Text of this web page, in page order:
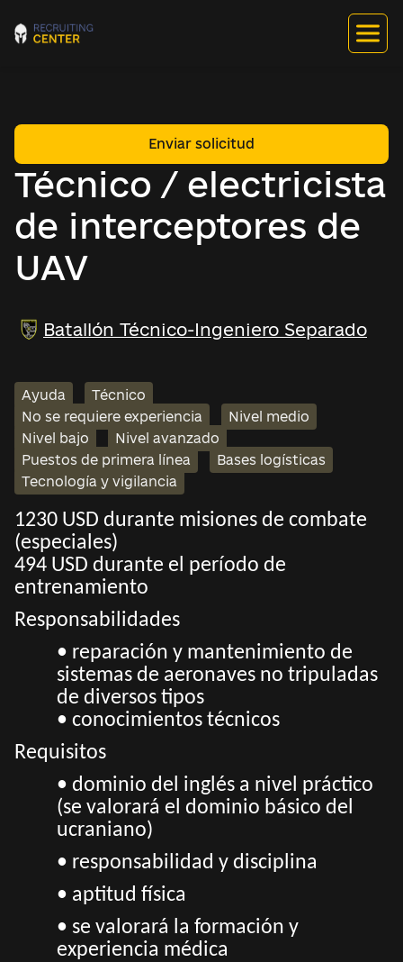
Técnico / electricista
de interceptores de
UAV
Enviar solicitud
Batallón Técnico-Ingeniero Separado
Ayuda
Técnico
No se requiere experiencia
Nivel medio
Nivel bajo
Nivel avanzado
Puestos de primera línea
Bases logísticas
Tecnología y vigilancia
1230 USD durante misiones de combate
(especiales)
494 USD durante el período de
entrenamiento
Responsabilidades
• reparación y mantenimiento de
sistemas de aeronaves no tripuladas
de diversos tipos
• conocimientos técnicos
Requisitos
• dominio del inglés a nivel práctico
(se valorará el dominio básico del
ucraniano)
• responsabilidad y disciplina
• aptitud física
• se valorará la formación y
experiencia médica